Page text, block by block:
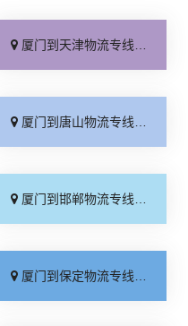
厦门到天津物流专线_专线快运「直通专线」
厦门到唐山物流专线_上门提货「准时准点」
厦门到邯郸物流专线_全境到达「无需中转」
厦门到保定物流专线_多少一吨「定点发车」